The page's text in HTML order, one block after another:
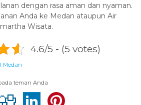
dengan rasa aman dan nyaman.
Anda ke Medan ataupun Air
Wisata.
4.6/5 - (5 votes)
Medan
teman Anda